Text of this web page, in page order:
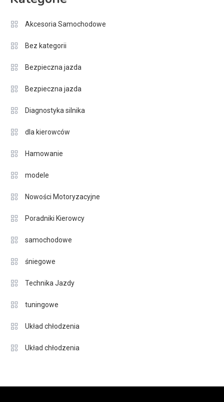
Akcesoria Samochodowe
Bez kategorii
Bezpieczna jazda
Bezpieczna jazda
Diagnostyka silnika
dla kierowców
Hamowanie
modele
Nowości Motoryzacyjne
Poradniki Kierowcy
samochodowe
śniegowe
Technika Jazdy
tuningowe
Układ chłodzenia
Układ chłodzenia